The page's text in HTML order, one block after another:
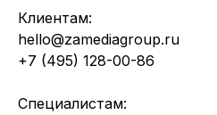
Клиентам:
hello@zamediagroup.ru
+7 (495) 128-00-86
Специалистам: